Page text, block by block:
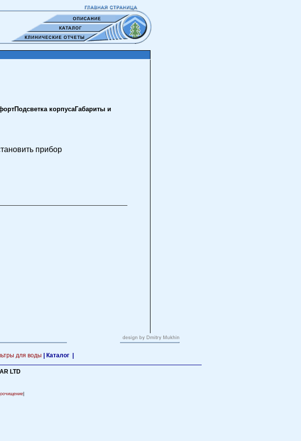
корпусаГабариты и
прибор
для воды Каталог |
LTD
|